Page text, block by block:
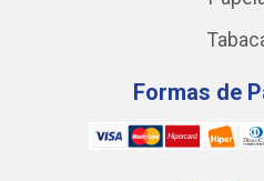
Formas de